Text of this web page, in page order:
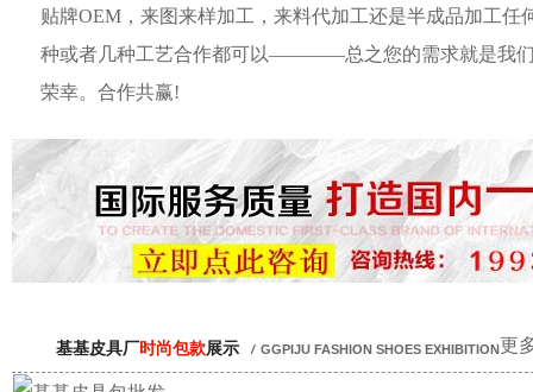
贴牌OEM，来图来样加工，来料代加工还是半成品加工任
种或者几种工艺合作都可以————总之您的需求就是我
荣幸。合作共赢!
更
基基皮具厂时尚包款展示 / GGPIJU FASHION SHOES EXHIBITION